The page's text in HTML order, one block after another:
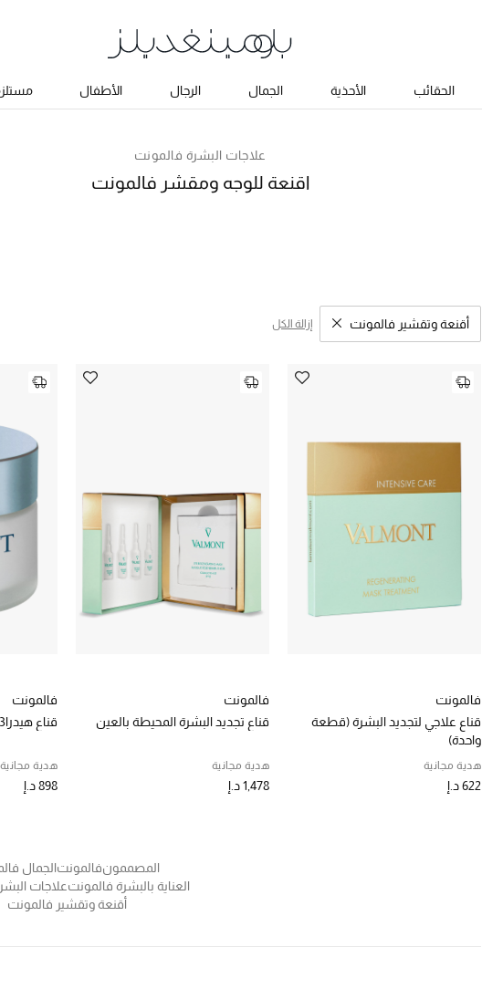
الحقائب الأحذية الجمال الرجال الأطفال
علاجات البشرة فالمونت
اقنعة للوجه ومقشر فالمونت
أقنعة وتقشير فالمونت
مسح نتائج البحث النوع المحدد
إزالة الكل
فالمونت
قناع علاجي لتجديد البشرة (قطعة
واحدة)
هدية مجانية
622 د.إ
فالمونت
قناع تجديد البشرة المحيطة بالعين
هدية مجانية
1,478 د.إ
فالمونت
قناع هيدرا3
هدية مجانية
898 د.إ
المصممونفالمونتالجمال
العناية بالبشرة فالمونتعلاجات
أقنعة وتقشير فالمونت